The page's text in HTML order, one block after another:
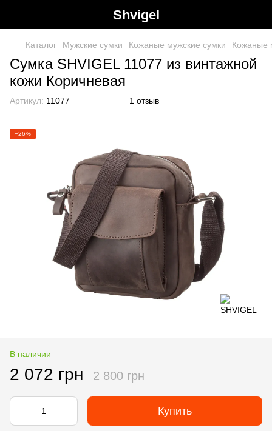
Shvigel
Каталог Мужские сумки Кожаные мужские сумки Кожаные
Сумка SHVIGEL 11077 из винтажной
кожи Коричневая
Артикул: 11077 1 отзыв
−26%
В наличии
2 072 грн 2 800 грн
Купить